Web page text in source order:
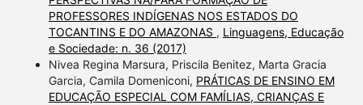
PROFESSORES INDÍGENAS NOS ESTADOS DO
TOCANTINS E DO AMAZONAS , Linguagens, Educação
e Sociedade: n. 36 (2017)
Nivea Regina Marsura, Priscila Benitez, Marta Gracia
Garcia, Camila Domeniconi, PRÁTICAS DE ENSINO EM
EDUCAÇÃO ESPECIAL COM FAMÍLIAS, CRIANÇAS E